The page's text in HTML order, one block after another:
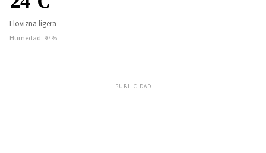
Llovizna ligera
Humedad: 97%
PUBLICIDAD